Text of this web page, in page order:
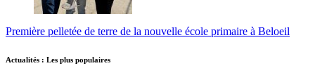
Première pelletée de terre de la nouvelle école primaire à Beloeil
Actualités : Les plus populaires